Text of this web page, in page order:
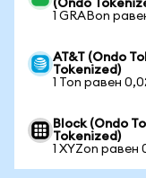
(Ondo
1 GRABon
AT&T (Ondo
Tokenized)
1 Ton равен
Block (Ondo
Tokenized)
1 XYZon равен